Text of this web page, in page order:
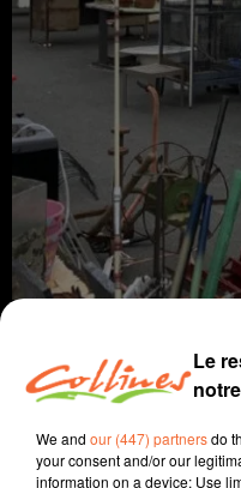
17 avril 2021
Le
We and our (447) partnersdo
your consent and/or our
information on a device; Use